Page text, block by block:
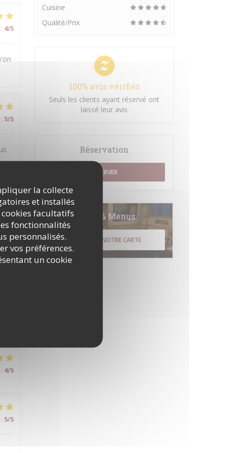
la collecte
et installés
facultatifs
fonctionnalités
personnalisés.
vos préférences.
un cookie
: 4/5
: 5/5
:
: 4/5
: 5/5
Cuisine
Qualité/Prix
100% avis vérifiés
Seuls les clients ayant réservé ont
laissé leur avis
Réservation
RÉSERVER
Cartes & Menus
DÉCOUVRIR NOTRE CARTE